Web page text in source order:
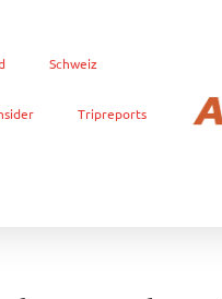
Schweiz
Tripreports